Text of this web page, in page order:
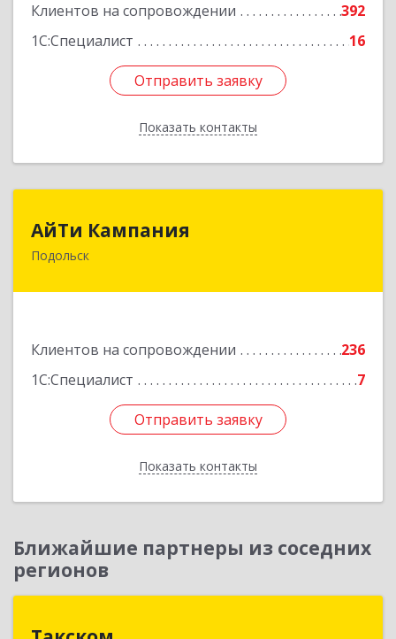
Клиентов на сопровождении
392
1С:Специалист
16
Отправить заявку
Показать контакты
Отправить заявку
Назад
АйТи Кампания
Подольск
Клиентов на сопровождении
236
1С:Специалист
7
Отправить заявку
Показать контакты
Отправить заявку
Назад
Ближайшие партнеры из соседних
регионов